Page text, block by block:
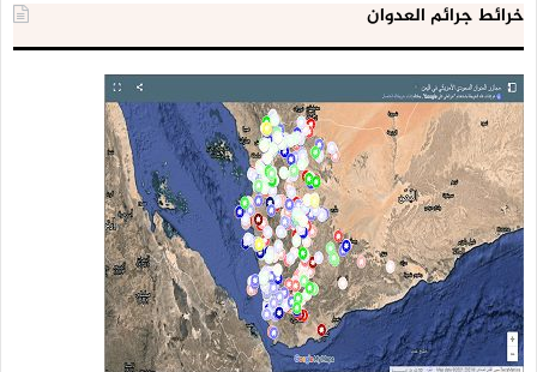
خرائط جرائم العدوان